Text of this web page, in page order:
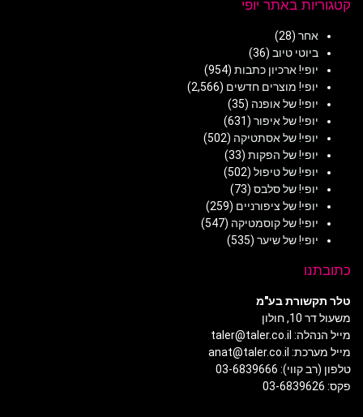
קטגוריות באתר יופי
אחר (28)
ביוטי טיוב (36)
יופי! ארכיון כתבות (954)
יופי! מוצרים חדשים (2,566)
יופי! של אופנה (35)
יופי! של איפור (631)
יופי! של אסתטיקה (502)
יופי! של הפקות (33)
יופי! של טיפול (502)
יופי! של סלבס (73)
יופי! של ציפורניים (259)
יופי! של קוסמטיקה (547)
יופי! של שיער (535)
כתובתנו
טלר תקשורת בע"מ
משעול דר 10, חולון
מייל הנהלה: taler@taler.co.il
מייל מערכת: anat@taler.co.il
טלפון (רב קווי): 03-6839666
פקס: 03-6839626